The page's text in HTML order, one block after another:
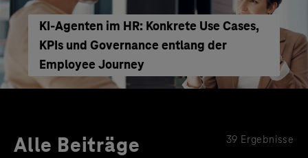
KI‑Agenten im HR: Konkrete Use Cases,
KPIs und Governance entlang der
Employee Journey
Alle Beiträge 39 Ergebnisse